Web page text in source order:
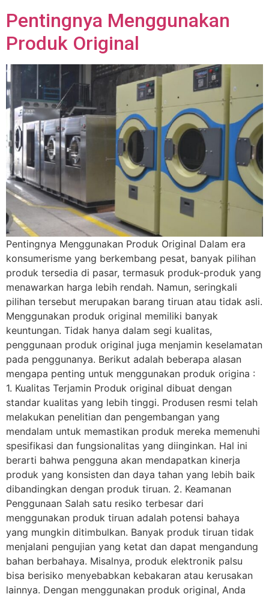
Pentingnya Menggunakan
Produk Original
Pentingnya Menggunakan Produk Original Dalam era
konsumerisme yang berkembang pesat, banyak pilihan
produk tersedia di pasar, termasuk produk-produk yang
menawarkan harga lebih rendah. Namun, seringkali
pilihan tersebut merupakan barang tiruan atau tidak asli.
Menggunakan produk original memiliki banyak
keuntungan. Tidak hanya dalam segi kualitas,
penggunaan produk original juga menjamin keselamatan
pada penggunanya. Berikut adalah beberapa alasan
mengapa penting untuk menggunakan produk origina :
1. Kualitas Terjamin Produk original dibuat dengan
standar kualitas yang lebih tinggi. Produsen resmi telah
melakukan penelitian dan pengembangan yang
mendalam untuk memastikan produk mereka memenuhi
spesifikasi dan fungsionalitas yang diinginkan. Hal ini
berarti bahwa pengguna akan mendapatkan kinerja
produk yang konsisten dan daya tahan yang lebih baik
dibandingkan dengan produk tiruan. 2. Keamanan
Penggunaan Salah satu resiko terbesar dari
menggunakan produk tiruan adalah potensi bahaya
yang mungkin ditimbulkan. Banyak produk tiruan tidak
menjalani pengujian yang ketat dan dapat mengandung
bahan berbahaya. Misalnya, produk elektronik palsu
bisa berisiko menyebabkan kebakaran atau kerusakan
lainnya. Dengan menggunakan produk original, Anda